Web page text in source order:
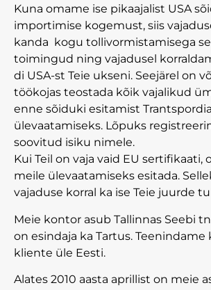
Kuna omame ise pikaajalist USA
importimise kogemust, siis
kanda kogu tollivormistamisega
toimingud ning vajadusel
di USA-st Teie ukseni. Seejärel on
töökojas teostada kõik vajalikud
enne sõiduki esitamist
ülevaatamiseks. Lõpuks
soovitud isiku nimele.
Kui Teil on vaja vaid EU sertifikaati,
meile ülevaatamiseks esitada.
vajaduse korral ka ise Teie juurde
Meie kontor asub Tallinnas Seebi
on esindaja ka Tartus.
kliente üle Eesti.
Alates 2010 aasta aprillist on meie